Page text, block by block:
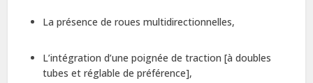
La présence de roues multidirectionnelles,
L’intégration d’une poignée de traction [à doubles
tubes et réglable de préférence],